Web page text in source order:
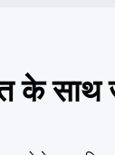
साथ